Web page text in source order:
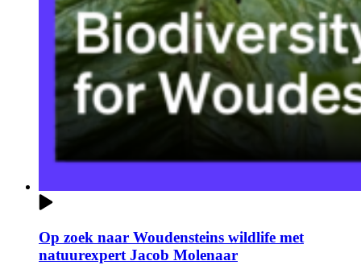
Op zoek naar Woudensteins wildlife met
natuurexpert Jacob Molenaar